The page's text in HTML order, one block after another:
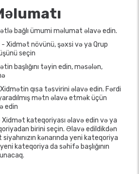
bağlı ümumi məlumat əlavə edin.
- Xidmət növünü, şəxsi və ya Qrup
seçin
başlığını təyin edin, məsələn,
qısa təsvirini əlavə edin. Fərdi
mətn əlavə etmək üçün
edin
Xidmət kateqoriyası əlavə edin və ya
birini seçin. Əlavə edildikdən
kənarında yeni kateqoriya
kateqoriya da səhifə başlığının